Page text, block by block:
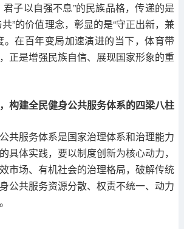
君子以自强不息”的民族品格，传递的是
”的价值理念，彰显的是“守正出新，兼
。在百年变局加速演进的当下，体育带
正是增强民族自信、展现国家形象的重
构建全民健身公共服务体系的四梁八柱
共服务体系是国家治理体系和治理能力
具体实践，要以制度创新为核心动力，
市场、有机社会的治理格局，破解传统
公共服务资源分散、权责不统一、动力